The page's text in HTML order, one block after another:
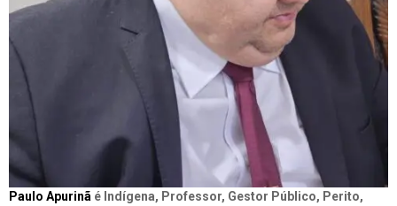
Paulo Apurinã é Indígena, Professor, Gestor Público, Perito,